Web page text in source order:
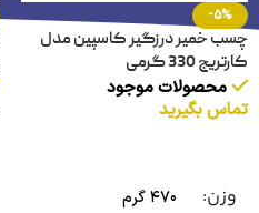
-5%
چسب خمیر درزگیر کاسپین مدل
کارتریج 330 گرمی
محصولات موجود
تماس بگیرید
وزن 470 گرم